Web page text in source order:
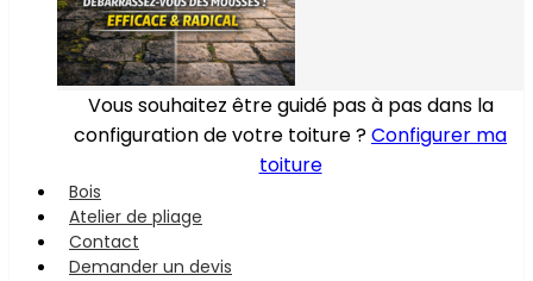
Vous souhaitez être guidé pas à pas dans la
configuration de votre toiture ?Configurer ma
toiture
Bois
Atelier de pliage
Contact
Demander un devis